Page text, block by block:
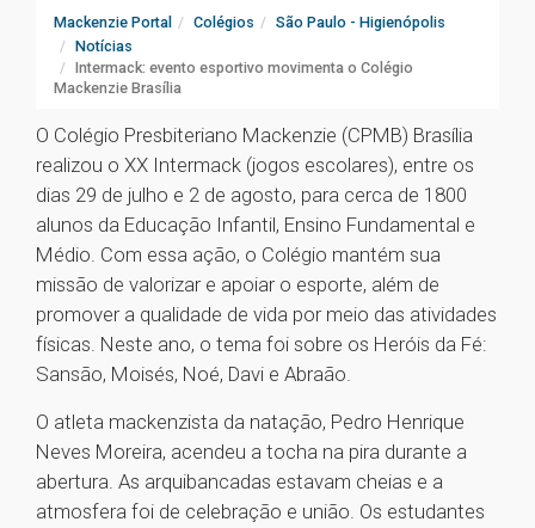
Mackenzie Portal Colégios
São Paulo - Higienópolis
Notícias
Intermack: evento esportivo movimenta o Colégio
Mackenzie Brasília
O Colégio Presbiteriano Mackenzie (CPMB) Brasília
realizou o XX Intermack (jogos escolares), entre os
dias 29 de julho e 2 de agosto, para cerca de 1800
alunos da Educação Infantil, Ensino Fundamental e
Médio. Com essa ação, o Colégio mantém sua
missão de valorizar e apoiar o esporte, além de
promover a qualidade de vida por meio das atividades
físicas. Neste ano, o tema foi sobre os Heróis da Fé:
Sansão, Moisés, Noé, Davi e Abraão.
O atleta mackenzista da natação, Pedro Henrique
Neves Moreira, acendeu a tocha na pira durante a
abertura. As arquibancadas estavam cheias e a
atmosfera foi de celebração e união. Os estudantes